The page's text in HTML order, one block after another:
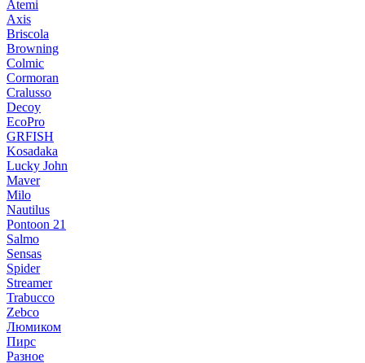
Atemi
Axis
Briscola
Browning
Colmic
Cormoran
Cralusso
Decoy
EcoPro
GRFISH
Kosadaka
Lucky John
Maver
Milo
Nautilus
Pontoon 21
Salmo
Sensas
Spider
Streamer
Trabucco
Zebco
Люмиком
Пирс
Разное